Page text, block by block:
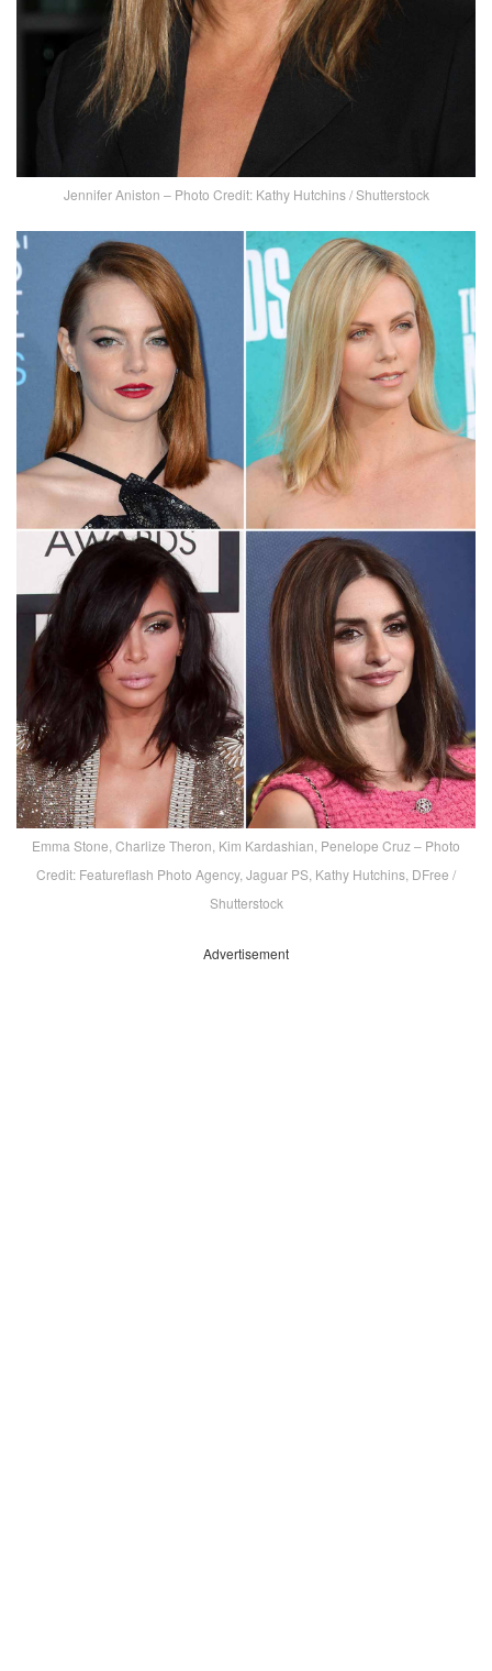
Jennifer Aniston – Photo Credit: Kathy Hutchins / Shutterstock
Emma Stone, Charlize Theron, Kim Kardashian, Penelope Cruz – Photo
Credit: Featureflash Photo Agency, Jaguar PS, Kathy Hutchins, DFree /
Shutterstock
Advertisement